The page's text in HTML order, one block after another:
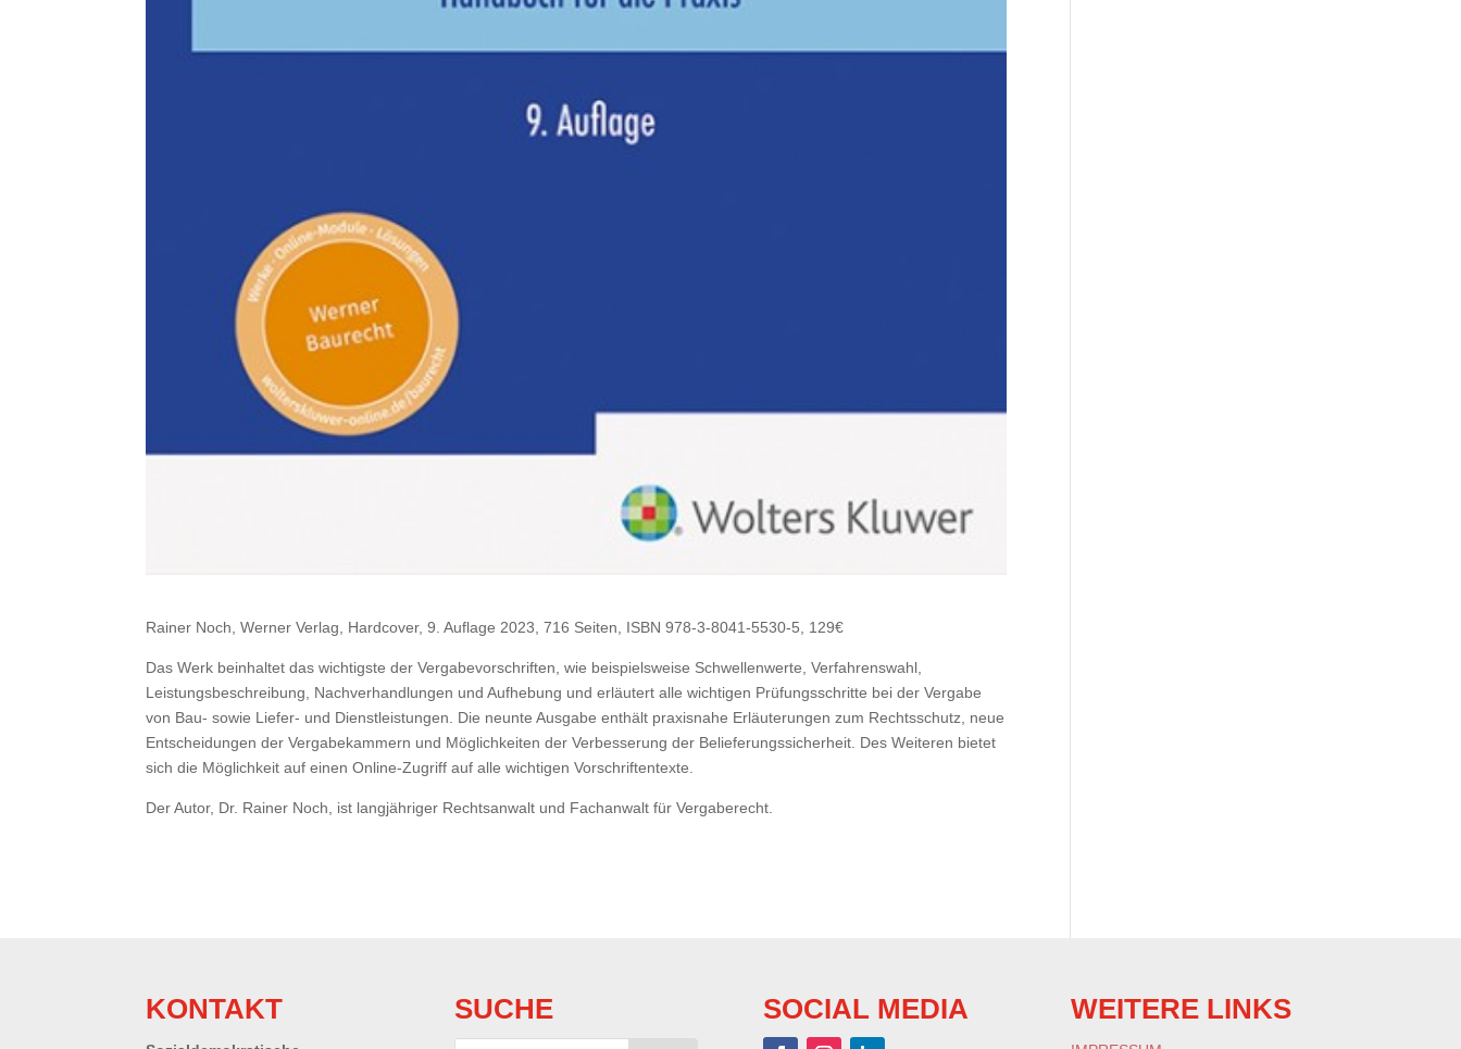
Rainer Noch, Werner Verlag, Hardcover, 9. Auflage 2023, 716 Seiten, ISBN 978-3-8041-5530-5, 129€
Das Werk beinhaltet das wichtigste der Vergabevorschriften, wie beispielsweise Schwellenwerte, Verfahrenswahl,
Leistungsbeschreibung, Nachverhandlungen und Aufhebung und erläutert alle wichtigen Prüfungsschritte bei der Vergabe
von Bau- sowie Liefer- und Dienstleistungen. Die neunte Ausgabe enthält praxisnahe Erläuterungen zum Rechtsschutz, neue
Entscheidungen der Vergabekammern und Möglichkeiten der Verbesserung der Belieferungssicherheit. Des Weiteren bietet
sich die Möglichkeit auf einen Online-Zugriff auf alle wichtigen Vorschriftentexte.
Der Autor, Dr. Rainer Noch, ist langjähriger Rechtsanwalt und Fachanwalt für Vergaberecht.
KONTAKT SUCHE SOCIAL MEDIA WEITERE LINKS